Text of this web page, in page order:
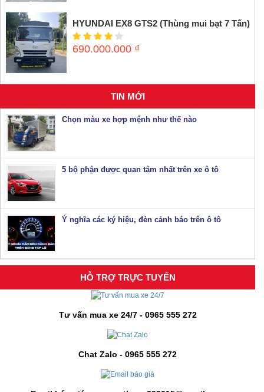
HYUNDAI EX8 GTS2 (Thùng mui bạt 7 Tấn)
690.000.000 ₫
TIN MỚI
Chọn màu xe hợp mệnh như thế nào
5 bộ phận được quan tâm nhất trên xe ô tô
Ý nghĩa các ký hiệu, đèn cảnh báo trên ô tô
HỖ TRỢ TRỰC TUYẾN
Tư vấn mua xe 24/7 - 0965 555 272
Chat Zalo - 0965 555 272